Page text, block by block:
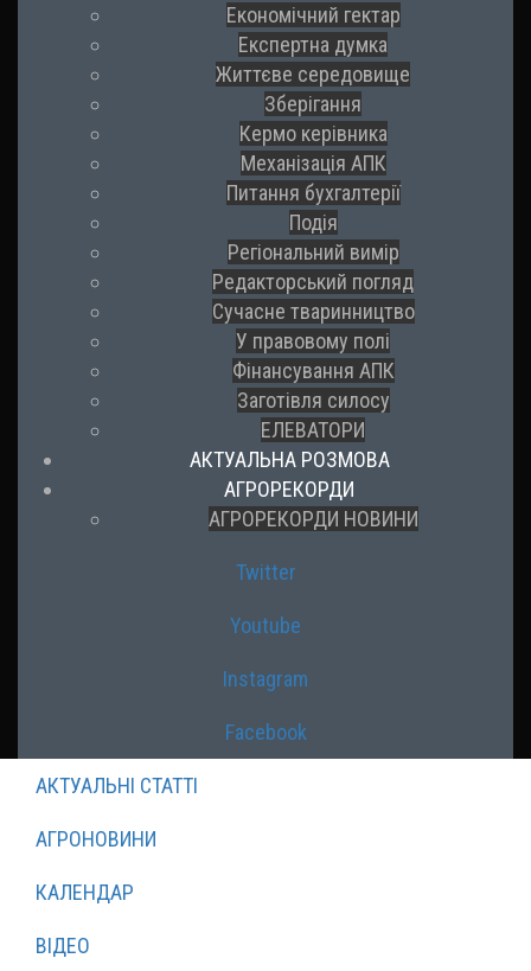
Економічний гектар
Експертна думка
Життєве середовище
Зберігання
Кермо керівника
Механізація АПК
Питання бухгалтерії
Подія
Регіональний вимір
Редакторський погляд
Сучасне тваринництво
У правовому полі
Фінансування АПК
Заготівля силосу
ЕЛЕВАТОРИ
АКТУАЛЬНА РОЗМОВА
АГРОРЕКОРДИ
АГРОРЕКОРДИ НОВИНИ
Twitter
Youtube
Instagram
Facebook
АКТУАЛЬНІ СТАТТІ
АГРОНОВИНИ
КАЛЕНДАР
ВІДЕО